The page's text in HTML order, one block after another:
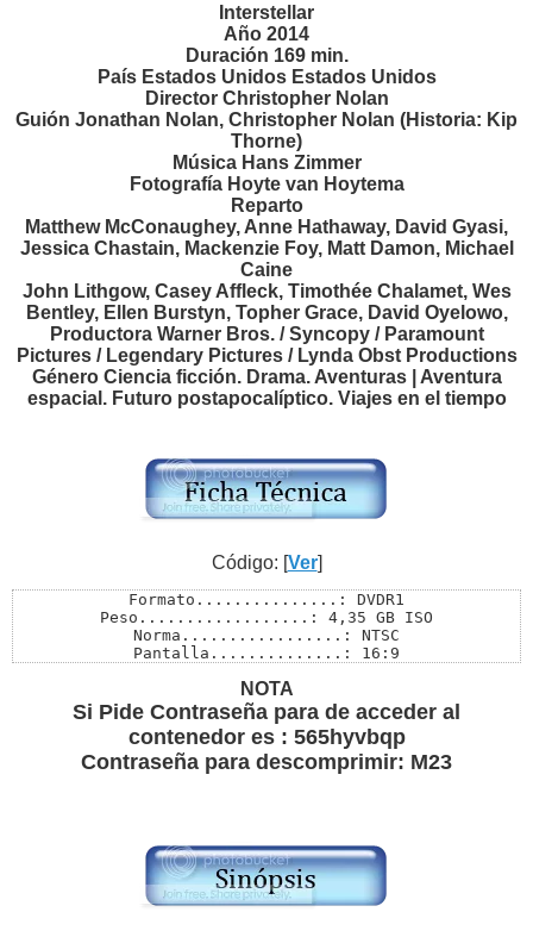
Interstellar
Año 2014
Duración 169 min.
País Estados Unidos Estados Unidos
Director Christopher Nolan
Guión Jonathan Nolan, Christopher Nolan (Historia: Kip
Thorne)
Música Hans Zimmer
Fotografía Hoyte van Hoytema
Reparto
Matthew McConaughey, Anne Hathaway, David Gyasi,
Jessica Chastain, Mackenzie Foy, Matt Damon, Michael
Caine
John Lithgow, Casey Affleck, Timothée Chalamet, Wes
Bentley, Ellen Burstyn, Topher Grace, David Oyelowo,
Productora Warner Bros. / Syncopy / Paramount
Pictures / Legendary Pictures / Lynda Obst Productions
Género Ciencia ficción. Drama. Aventuras | Aventura
espacial. Futuro postapocalíptico. Viajes en el tiempo
Código: [Ver]
Formato...............: DVDR1
Peso..................: 4,35 GB ISO
Norma.................: NTSC
Pantalla..............: 16:9
Subtítulos............: Ingles / Español Latino /
Menú..................: SI
Extras................: Si
Pass..................: M23
NOTA
Si Pide Contraseña para de acceder al
contenedor es : 565hyvbqp
Contraseña para descomprimir: M23